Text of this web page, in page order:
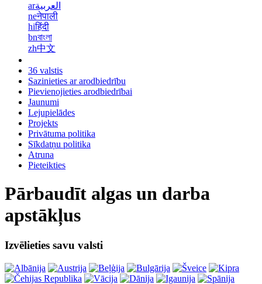
arالعربية
neनेपाली
hiहिंदी
bnবাংলা
zh中文
36 valstis
Sazinieties ar arodbiedrību
Pievienojieties arodbiedrībai
Jaunumi
Lejupielādes
Projekts
Privātuma politika
Sīkdatņu politika
Atruna
Pieteikties
Pārbaudīt algas un darba
apstākļus
Izvēlieties savu valsti